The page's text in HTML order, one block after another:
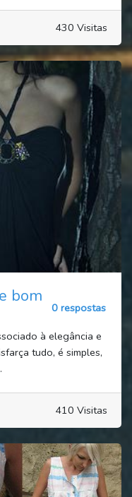
430 Visitas
bom
0 respostas
à elegância e
tudo, é simples,
410 Visitas